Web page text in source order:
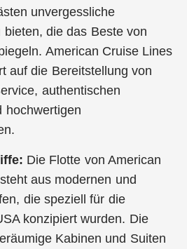
unvergessliche
bieten, die das Beste von
American Cruise Lines
auf die Bereitstellung von
authentischen
hochwertigen
Die Flotte von American
aus modernen und
die speziell für die
konzipiert wurden. Die
Kabinen und Suiten